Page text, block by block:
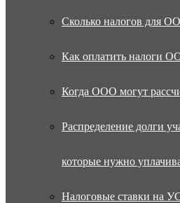
Сколько налогов для
Как оплатить налоги
Когда ООО могут
Распределение долги
которые нужно
Налоговые ставки на